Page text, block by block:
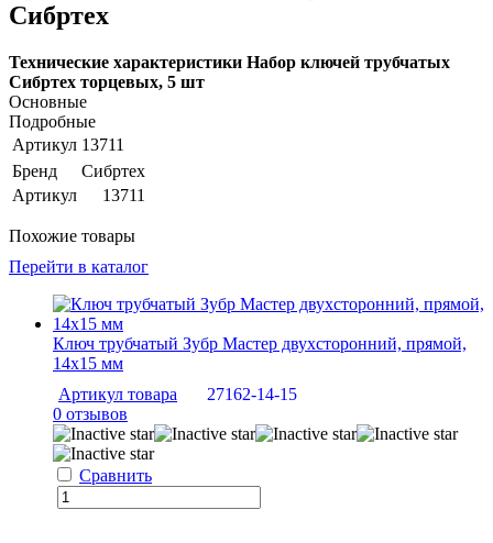
Сибртех
Технические характеристики Набор ключей трубчатых
Сибртех торцевых, 5 шт
Основные
Подробные
Артикул 13711
Бренд
Сибртех
Артикул
13711
Похожие товары
Перейти в каталог
Ключ трубчатый Зубр Мастер двухсторонний, прямой,
14х15 мм
Артикул товара
27162-14-15
0 отзывов
Сравнить